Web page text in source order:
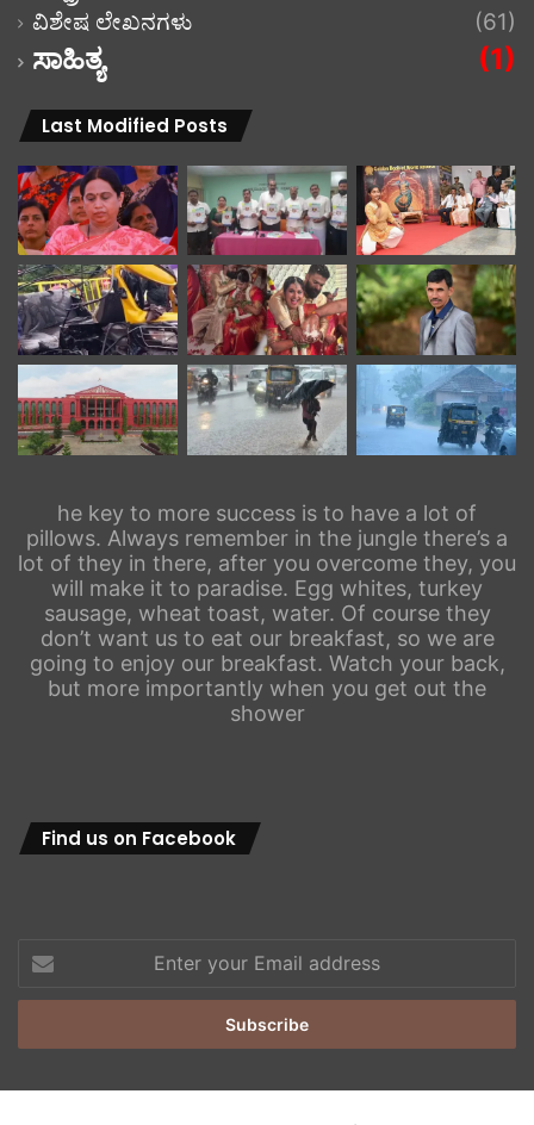
ವಿಶೇಷ ಲೇಖನಗಳು
(61)
ಸಾಹಿತ್ಯ (1)
Last Modified Posts
he key to more success is to have a lot of
pillows. Always remember in the jungle there’s a
lot of they in there, after you overcome they, you
will make it to paradise. Egg whites, turkey
sausage, wheat toast, water. Of course they
don’t want us to eat our breakfast, so we are
going to enjoy our breakfast. Watch your back,
but more importantly when you get out the
shower
Find us on Facebook
Enter
your
Email